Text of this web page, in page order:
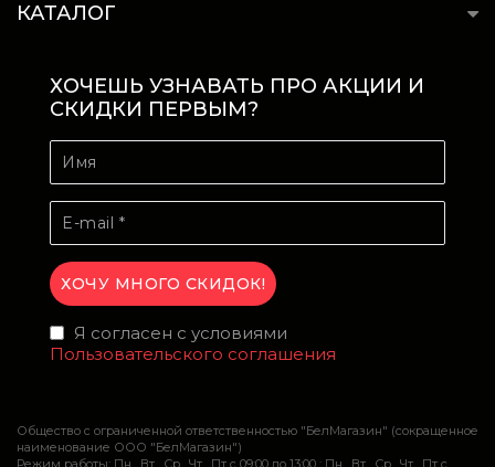
КАТАЛОГ
ХОЧЕШЬ УЗНАВАТЬ ПРО АКЦИИ И
СКИДКИ ПЕРВЫМ?
Я согласен с условиями
Пользовательского соглашения
Общество с ограниченной ответственностью "БелМагазин" (сокращенное
наименование ООО "БелМагазин")
Режим работы: Пн , Вт , Ср , Чт , Пт c 09:00 до 13:00 ; Пн , Вт , Ср , Чт , Пт c